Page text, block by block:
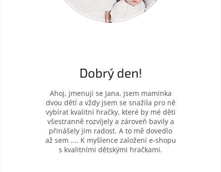
Dobrý den!
Ahoj, jmenuji se Jana, jsem maminka
dvou dětí a vždy jsem se snažila pro ně
vybírat kvalitní hračky, které by mé děti
všestranně rozvíjely a zároveň bavily a
přinášely jim radost. A to mě dovedlo
až sem .... K myšlence založení e-shopu
s kvalitními dětskými hračkami.